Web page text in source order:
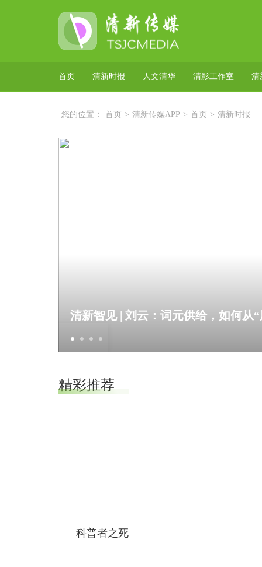
首页 清新时报 人文清华 清影工作室 清
您的位置： 首页 > 清新传媒APP > 首页 > 清新时报
清新智见 | 刘云：词元供给，如何从
精彩推荐
科普者之死